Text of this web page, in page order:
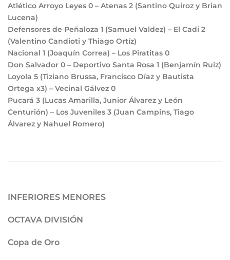
Atlético Arroyo Leyes 0 – Atenas 2 (Santino Quiroz y Brian
Lucena)
Defensores de Peñaloza 1 (Samuel Valdez) – El Cadi 2
(Valentino Candioti y Thiago Ortíz)
Nacional 1 (Joaquín Correa) – Los Piratitas 0
Don Salvador 0 – Deportivo Santa Rosa 1 (Benjamín Ruiz)
Loyola 5 (Tiziano Brussa, Francisco Díaz y Bautista
Ortega x3) – Vecinal Gálvez 0
Pucará 3 (Lucas Amarilla, Junior Álvarez y León
Centurión) – Los Juveniles 3 (Juan Campins, Tiago
Álvarez y Nahuel Romero)
INFERIORES MENORES
OCTAVA DIVISIÓN
Copa de Oro